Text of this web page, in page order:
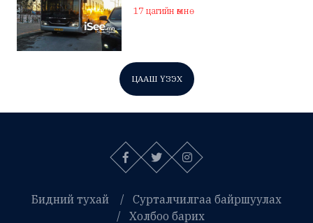
17 цагийн өмнө
ЦААШ ҮЗЭХ
Бидний тухай
Сурталчилгаа байршуулах
Холбоо барих